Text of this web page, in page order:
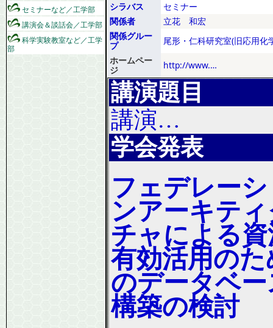
セミナーなど／工学部
講演会＆談話会／工学部
科学実験教室など／工学
部
シラバス
セミナー
関係者
立花 和宏
関係グルー
プ
尾形・仁科研究室(旧応用化
ホームペー
ジ
http://www.…
講演題目
講演…
学会発表
フェデレー
ンアーキテ
チャによる
有効活用のた
のデータベー
構築の検討